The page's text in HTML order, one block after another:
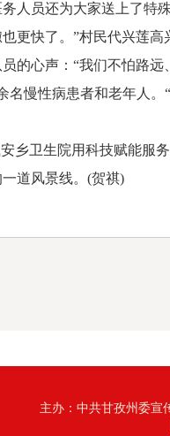
员还为大家送上了特
更快了。”村民代兴莲高
心声：“我们不怕路远
名慢性病患者和老年人
卫生院用科技赋能服
道风景线。(贺祺)
主办：中共甘孜州委